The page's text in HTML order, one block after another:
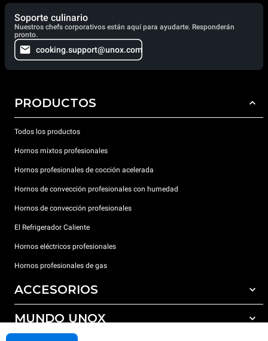
Soporte culinario
Nuestros chefs corporativos están aquí para ayudarte. Responderán
pronto.
cooking.support@unox.com
PRODUCTOS
Todos los productos
Hornos mixtos profesionales
Hornos profesionales de cocción acelerada
Hornos de convección profesionales con humedad
Hornos de convección profesionales
El Refrigerador Caliente
Hornos eléctricos profesionales
Hornos profesionales de gas
ACCESORIOS
Todos los accesorios
Detergentes para lavado automático
MUNDO UNOX